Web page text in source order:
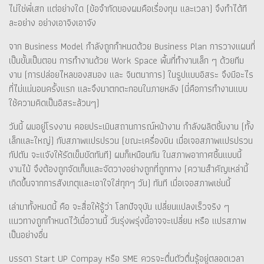
ไม่ใช่พี่เสก แต่อย่างใด (ข้อจำกัดของผมคือเรื่องทุน และเวลา) จึงทำได้ที
ละอย่าง อย่างเอาจิงเอาจัง
จาก Business Model กำลังถูกกำหนดด้วย Business Plan การวางแผนที่
เป็นขั้นเป็นตอน การทำงานด้วย Work Space พื้นที่ทำงานเล็ก ๆ ด้วยทีม
งาน (การปล่อยไหลของสมอง และ จินตนาการ) ในรูปแบบอิสระ จึงมีอะไร
ที่ไม่แน่นอนครั้งแรก และจึงมาตกตะกอนในภายหลัง (นี่คือการทำงานแบบ
ใช้ความคิดเป็นอิสระล้วนๆ)
วันนี้ ผมอยู่โรงงาน คอยประเมินสถานการณ์หน้างาน กำลังผลิตชิ้นงาน (ทั้ง
เล็กและใหญ่) กับสภาพแปรปรวน (ขณะเครื่องบิน เมื่อเจอสภาพแปรปรวน
กัปตัน จะแจังให้รัดเข็มขัดทันที) ผมก็เหมือนกัน ในสภาพอากาศชื้นแบบนี้
งานไม้ จึงต้องถูกจัดเก็บและจัดวางอย่างถูกที่ถูกทาง (ความสำคัญเหล่านี้
เกิดขึ้นจากการสังเกตุและเอาใจใส่ทุกๆ วัน) ทันที เมื่อเจอสภาพเช่นนี้
เล่ามาทั้งหมดนี้ คือ จะสื่อให้รู้ว่า โลกปัจจุบัน เปลี่ยนแปลงเร็วจริง ๆ
แนวทางถูกกำหนดไว้เมื่อวานนี้ วันรุ่งพรุ่งนี้อาจจะเปลี่ยน หรือ แปรสภาพ
เป็นอย่างอื่น
บรรดา Start UP Compay หรือ SME ควรจะตื่นตัวตื่นรู้อยู่ตลอดเวลา